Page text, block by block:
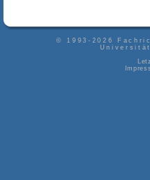
a
© 1993-2026